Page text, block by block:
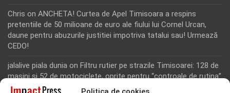
Chris on ANCHETA! Curtea de Apel Timisoara a respins
pretentiile de 50 milioane de euro ale fiului lui Cornel Urcan,
daune pentru abuzurile justitiei impotriva tatalui sau! Urmează
CEDO!
jalalive piala dunia on Filtru rutier pe strazile Timisoarei: 128 de
masini si 52 de motociclete, oprite pentru “controale de rutina”